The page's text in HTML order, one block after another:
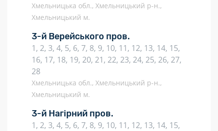
Хмельницька обл., Хмельницький р-н.,
Хмельницький м.
3-й Верейського пров.
1, 2, 3, 4, 5, 6, 7, 8, 9, 10, 11, 12, 13, 14, 15,
16, 17, 18, 19, 20, 21, 22, 23, 24, 25, 26, 27,
28
Хмельницька обл., Хмельницький р-н.,
Хмельницький м.
3-й Нагірний пров.
1, 2, 3, 4, 5, 6, 7, 8, 9, 10, 11, 12, 13, 14, 15,